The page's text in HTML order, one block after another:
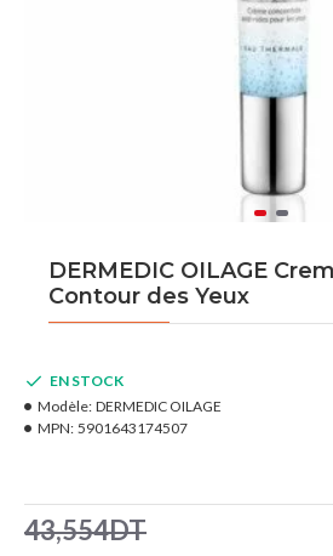
DERMEDIC OILAGE
Contour des Yeux
43,554DT
EN STOCK
Modèle: DERMEDIC OILAGE
MPN: 5901643174507